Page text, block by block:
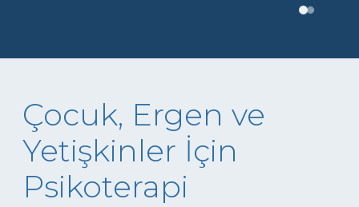
Çocuk, Ergen ve
Yetişkinler İçin
Psikoterapi